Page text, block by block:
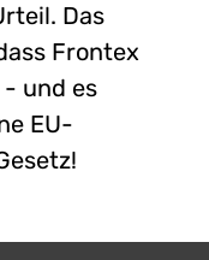
Das
Frontex
und es
EU-